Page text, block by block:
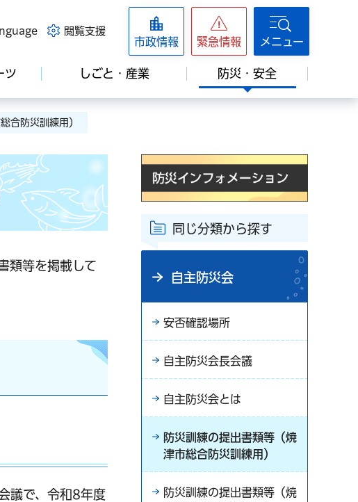
閲覧支援
市政情報 緊急情報 メニュー
ツ しごと・産業 防災・安全
合防災訓練用）
類等を掲載して
議で、令和8年度
同じ分類から探す
自主防災会
安否確認場所
自主防災会長会議
自主防災会とは
防災訓練の提出書類等（焼
津市総合防災訓練用）
防災訓練の提出書類等（焼